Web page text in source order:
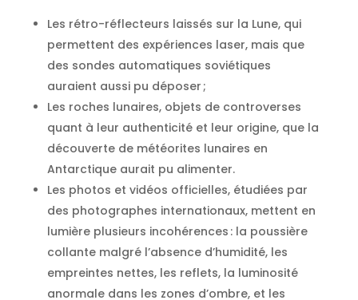
Les rétro-réflecteurs laissés sur la Lune, qui
permettent des expériences laser, mais que
des sondes automatiques soviétiques
auraient aussi pu déposer ;
Les roches lunaires, objets de controverses
quant à leur authenticité et leur origine, que la
découverte de météorites lunaires en
Antarctique aurait pu alimenter.
Les photos et vidéos officielles, étudiées par
des photographes internationaux, mettent en
lumière plusieurs incohérences : la poussière
collante malgré l’absence d’humidité, les
empreintes nettes, les reflets, la luminosité
anormale dans les zones d’ombre, et les